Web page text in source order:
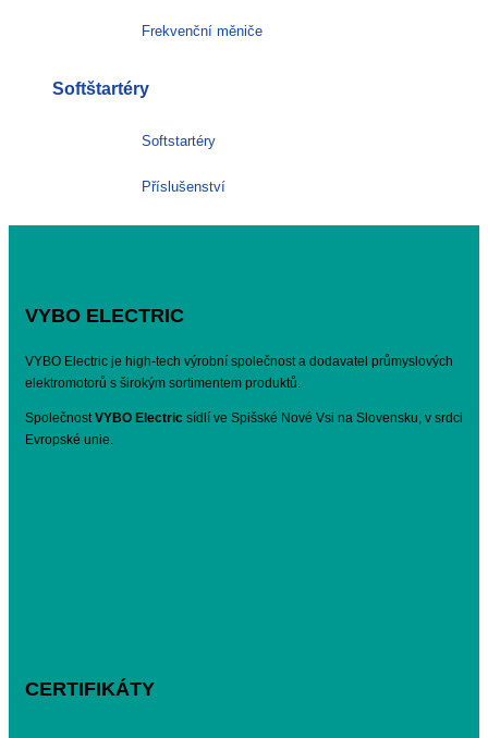
Frekvenční měniče
Softštartéry
Softstartéry
Příslušenství
VYBO ELECTRIC
VYBO Electric je high-tech výrobní společnost a dodavatel průmyslových
elektromotorů s širokým sortimentem produktů.
SpolečnostVYBO Electric sídlí ve Spišské Nové Vsi na Slovensku, v srdci
Evropské unie.
CERTIFIKÁTY